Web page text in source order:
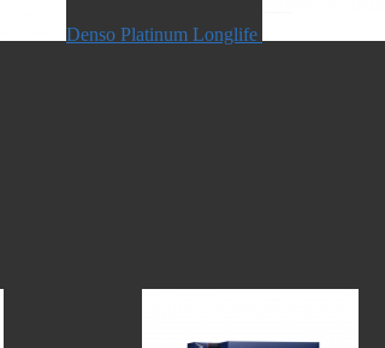
Denso Platinum Longlife